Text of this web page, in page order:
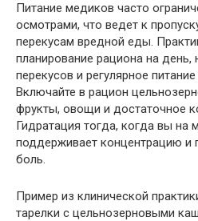
Питание медиков часто
осмотрами, что ведет к
перекусам вредной еды.
планирование рациона на день,
перекусов и регулярное
Включайте в рацион
фрукты, овощи и достаточное
Гидратация тогда, когда вы на
поддерживает концентрацию и
боль.
Пример из клинической
тарелки с цельнозерновыми